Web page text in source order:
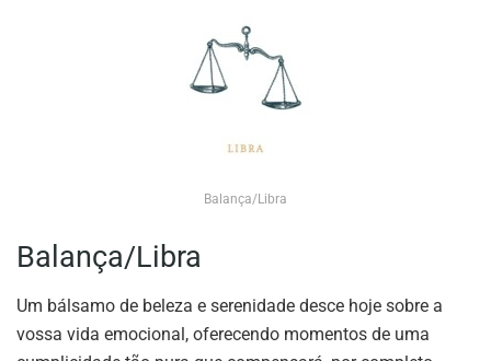
Balança/Libra
Balança/Libra
Um bálsamo de beleza e serenidade desce hoje sobre a
vossa vida emocional, oferecendo momentos de uma